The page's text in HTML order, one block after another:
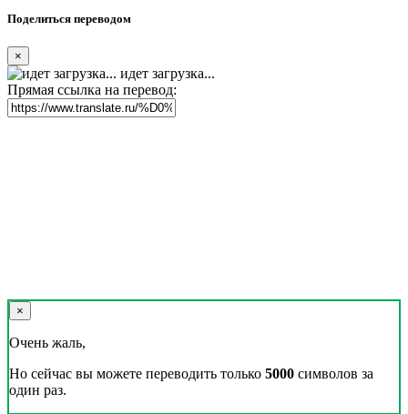
Поделиться переводом
×
идет загрузка...
Прямая ссылка на перевод:
×
Очень жаль,
Но сейчас вы можете переводить только 5000 символов за
один раз.